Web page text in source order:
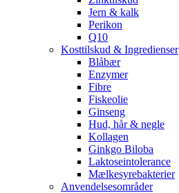
Jern & kalk
Perikon
Q10
Kosttilskud & Ingredienser
Blåbær
Enzymer
Fibre
Fiskeolie
Ginseng
Hud, hår & negle
Kollagen
Ginkgo Biloba
Laktoseintolerance
Mælkesyrebakterier
Anvendelsesområder